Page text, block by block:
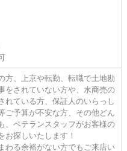
方、上京や転勤、転職で土地勘
をされていない方や、水商売の
れている方、保証人のいらっし
ご予算が不安な方、その他どん
、ベテランスタッフがお客様の
お探しいたします！
わる余裕がない方でもご来店い